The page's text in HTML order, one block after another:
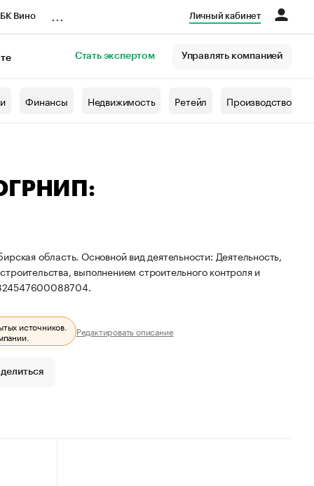
Вино Личный кабинет
Стать экспертом Управлять компанией
Финансы Недвижимость Ретейл Производство
область. Основной вид деятельности: Деятельность,
выполнением строительного контроля и
источников.
Редактировать описание